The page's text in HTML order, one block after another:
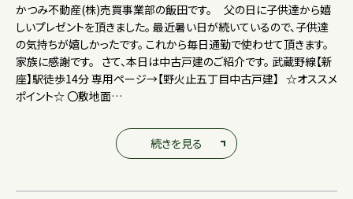
かつみ不動産(株)売買事業部の飯田です。 父の日に子供達から嬉
しいプレゼントを頂きました。 最近暑い日が続いているので、子供達
の気持ちが嬉しかったです。 これから毎日通勤で使わせて頂きます。
家族に感謝です。 さて、本日は中古戸建のご紹介です。 武蔵野線【新
座】駅徒歩14分 専用ページ→【野火止五丁目中古戸建】 ☆オススメ
ポイント☆ 〇敷地面…
続きを見る